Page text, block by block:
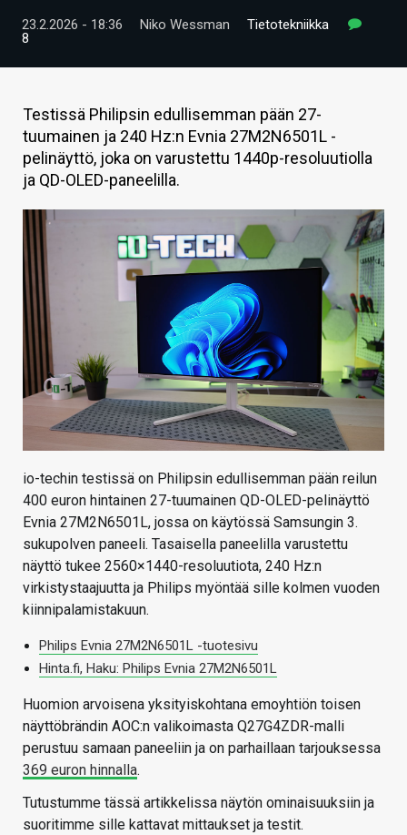
VIDEOT
HINTA.FI
KAUPPA
VAIHDA TEEMA
HAKU
23.2.2026 - 18:36 Niko Wessman
Tietotekniikka
8
Testissä Philipsin edullisemman pään 27-
tuumainen ja 240 Hz:n Evnia 27M2N6501L -
pelinäyttö, joka on varustettu 1440p-resoluutiolla
ja QD-OLED-paneelilla.
io-techin testissä on Philipsin edullisemman pään reilun
400 euron hintainen 27-tuumainen QD-OLED-pelinäyttö
Evnia 27M2N6501L, jossa on käytössä Samsungin 3.
sukupolven paneeli. Tasaisella paneelilla varustettu
näyttö tukee 2560×1440-resoluutiota, 240 Hz:n
virkistystaajuutta ja Philips myöntää sille kolmen vuoden
kiinnipalamistakuun.
Philips Evnia 27M2N6501L -tuotesivu
Hinta.fi, Haku: Philips Evnia 27M2N6501L
Huomion arvoisena yksityiskohtana emoyhtiön toisen
näyttöbrändin AOC:n valikoimasta Q27G4ZDR-malli
perustuu samaan paneeliin ja on parhaillaan tarjouksessa
369 euron hinnalla.
Tutustumme tässä artikkelissa näytön ominaisuuksiin ja
suoritimme sille kattavat mittaukset ja testit.